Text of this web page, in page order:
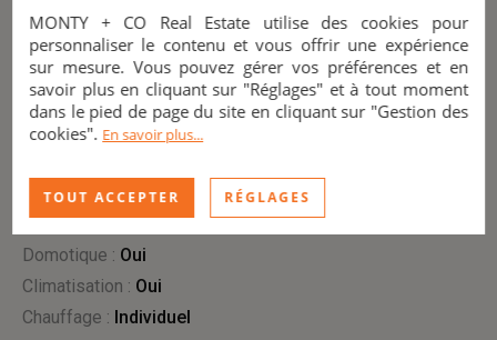
INTÉRIEUR
Surface habitable :
130 m²
Chambres : 3
Salle(s) d'eau : 2
Meublé :
Oui
Domotique :
oui
Climatisation :
oui
Chauffage : individuel
MONTY + CO Real Estate utilise des cookies pour
personnaliser le contenu et vous offrir une expérience
sur mesure. Vous pouvez gérer vos préférences et en
savoir plus en cliquant sur "Réglages" et à tout moment
dans le pied de page du site en cliquant sur "Gestion des
cookies". En savoir plus...
TOUT ACCEPTER RÉGLAGES